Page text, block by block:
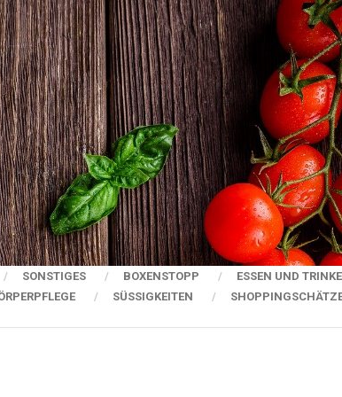
SONSTIGES BOXENSTOPP
ESSEN UND
SÜSSIGKEITEN